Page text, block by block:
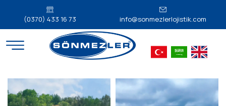
(0370) 433 16 73 info@sonmezlerlojistik.com